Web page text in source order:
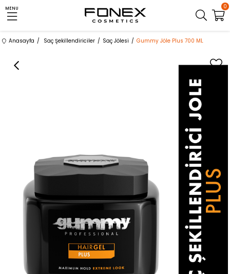
MENU 0
Anasayfa Saç Şekillendiriciler Saç Jölesi Gummy Jöle Plus 700 ML